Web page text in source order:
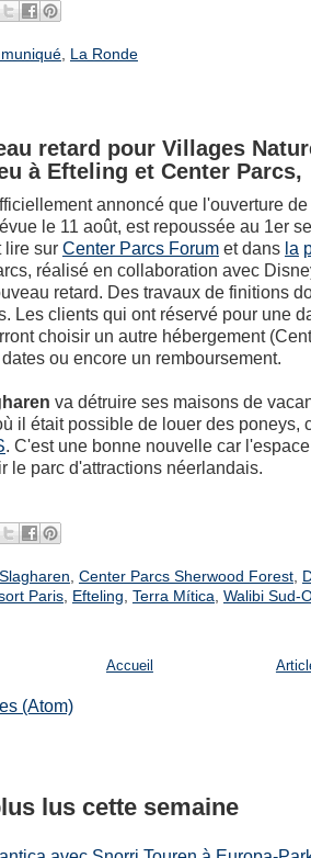
, La Ronde
retard pour Villages
à Efteling et Center
annoncé que l'ouverture de
le 11 août, est repoussée au 1er
lire sur Center Parcs Forumet dans la
réalisé en collaboration avec
retard. Des travaux de finitions
Les clients qui ont réservé pour une
choisir un autre hébergement
ou encore un remboursement.
va détruire ses maisons de
il était possible de louer des poneys,
. C'est une bonne nouvelle car
le parc d'attractions néerlandais.
Center Parcs Sherwood Forest,
Paris, Efteling Terra Mítica Walibi Sud-
Accueil
(Atom)
lus cette semaine